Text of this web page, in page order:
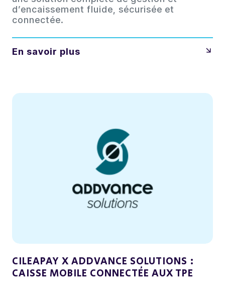
d’encaissement fluide, sécurisée et
connectée.
En savoir plus
CILEAPAY X ADDVANCE SOLUTIONS :
CAISSE MOBILE CONNECTÉE AUX TPE